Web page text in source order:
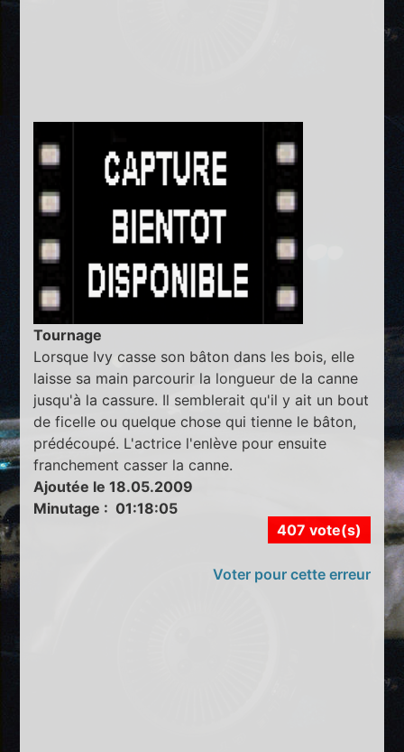
Tournage
Lorsque Ivy casse son bâton dans les bois, elle
laisse sa main parcourir la longueur de la canne
jusqu'à la cassure. Il semblerait qu'il y ait un bout
de ficelle ou quelque chose qui tienne le bâton,
prédécoupé. L'actrice l'enlève pour ensuite
franchement casser la canne.
Ajoutée le 18.05.2009
Minutage : 01:18:05
407 vote(s)
Voter pour cette erreur